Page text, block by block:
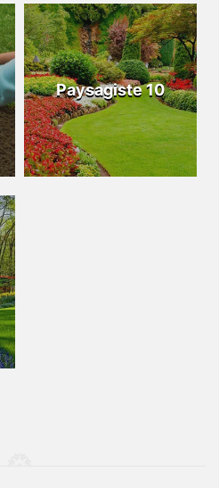
Paysagiste 10